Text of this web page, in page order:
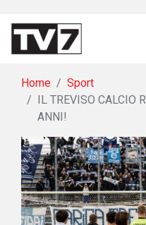
Home
Sport
IL TREVISO CALCIO
ANNI!